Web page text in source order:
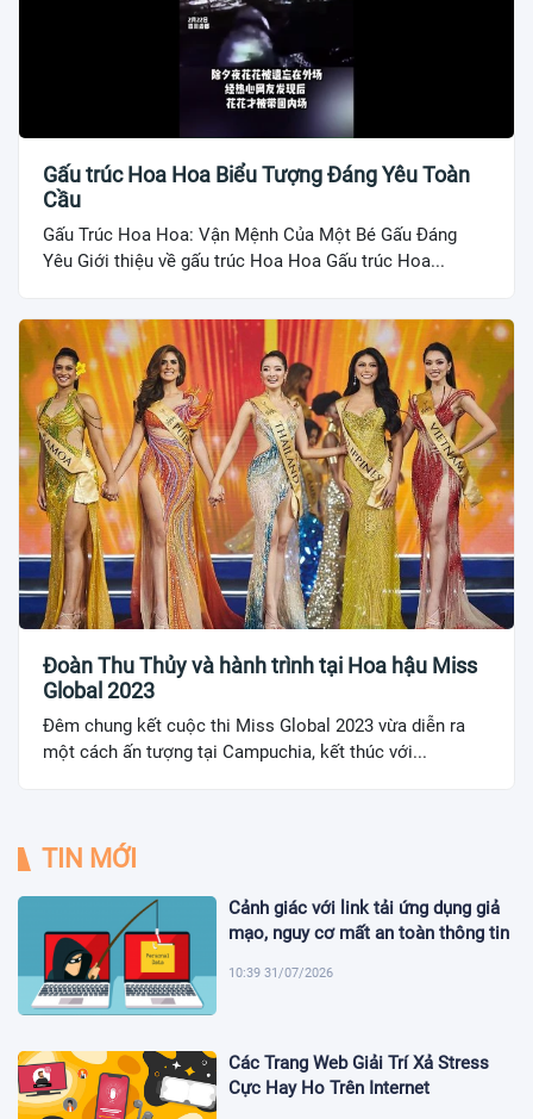
Gấu trúc Hoa Hoa Biểu Tượng Đáng Yêu Toàn
Cầu
Gấu Trúc Hoa Hoa: Vận Mệnh Của Một Bé Gấu Đáng
Yêu Giới thiệu về gấu trúc Hoa Hoa Gấu trúc Hoa...
Đoàn Thu Thủy và hành trình tại Hoa hậu Miss
Global 2023
Đêm chung kết cuộc thi Miss Global 2023 vừa diễn ra
một cách ấn tượng tại Campuchia, kết thúc với...
TIN MỚI
Cảnh giác với link tải ứng dụng giả
mạo, nguy cơ mất an toàn thông tin
10:39 31/07/2026
Các Trang Web Giải Trí Xả Stress
Cực Hay Ho Trên Internet